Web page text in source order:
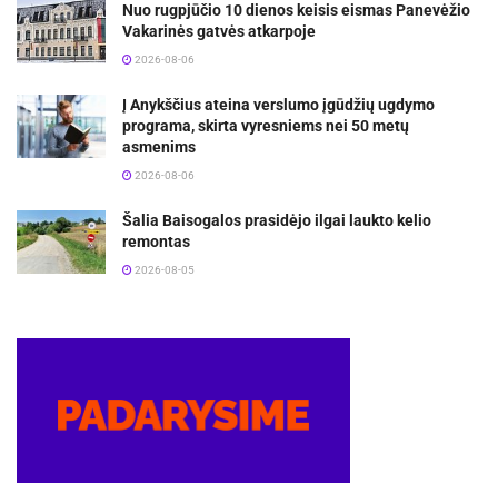
Nuo rugpjūčio 10 dienos keisis eismas Panevėžio
Vakarinės gatvės atkarpoje
2026-08-06
Į Anykščius ateina verslumo įgūdžių ugdymo
programa, skirta vyresniems nei 50 metų
asmenims
2026-08-06
Šalia Baisogalos prasidėjo ilgai laukto kelio
remontas
2026-08-05